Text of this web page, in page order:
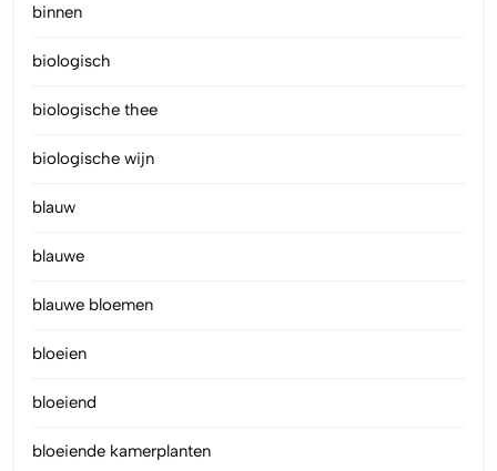
binnen
biologisch
biologische thee
biologische wijn
blauw
blauwe
blauwe bloemen
bloeien
bloeiend
bloeiende kamerplanten